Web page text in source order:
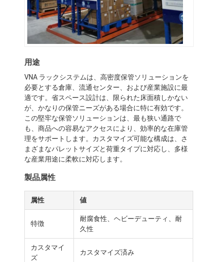
用途
VNA ラックシステムは、高密度保管ソリューションを
必要とする倉庫、流通センター、および産業施設に最
適です。省スペース設計は、限られた床面積しかない
が、かなりの保管ニーズがある場合に特に有効です。
この堅牢な保管ソリューションは、最も狭い通路で
も、商品への容易なアクセスにより、効率的な在庫管
理をサポートします。カスタマイズ可能な構成は、さ
まざまなパレットサイズと荷重タイプに対応し、多様
な産業用途に柔軟に対応します。
製品属性
属性 値
特徴
耐腐食性、ヘビーデューティ、耐
久性
カスタマイ
ズ
カスタマイズ済み